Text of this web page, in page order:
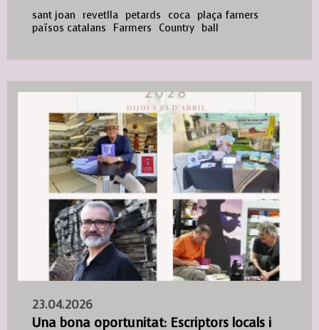
sant joan revetlla petards coca plaça farners
països catalans
Farmers Country ball
23.04.2026
Una bona oportunitat: Escriptors locals i